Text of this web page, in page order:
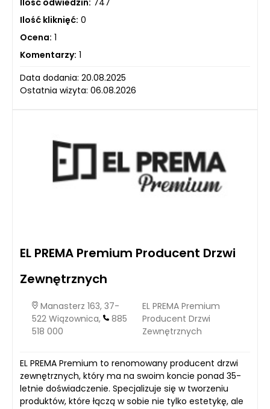
Ilość kliknięć: 0
Ocena: 1
Komentarzy: 1
Data dodania: 20.08.2025
Ostatnia wizyta: 06.08.2026
EL PREMA Premium Producent Drzwi
Zewnętrznych
Manasterz 163, 37-
522 Wiązownica,
885
518 000
EL PREMA Premium
Producent Drzwi
Zewnętrznych
EL PREMA Premium to renomowany producent drzwi
zewnętrznych, który ma na swoim koncie ponad 35-
letnie doświadczenie. Specjalizuje się w tworzeniu
produktów, które łączą w sobie nie tylko estetykę, ale